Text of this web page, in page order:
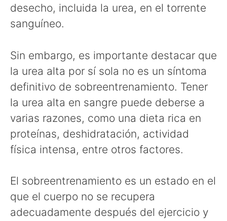
desecho, incluida la urea, en el torrente
sanguíneo.
Sin embargo, es importante destacar que
la urea alta por sí sola no es un síntoma
definitivo de sobreentrenamiento. Tener
la urea alta en sangre puede deberse a
varias razones, como una dieta rica en
proteínas, deshidratación, actividad
física intensa, entre otros factores.
El sobreentrenamiento es un estado en el
que el cuerpo no se recupera
adecuadamente después del ejercicio y